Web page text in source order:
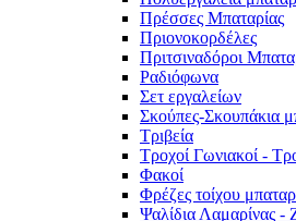
Πρέσσες Μπαταρίας
Πριονοκορδέλες
Πριτσιναδόροι
Ραδιόφωνα
Σετ εργαλείων
Σκούπες-Σκουπάκια
Τριβεία
Τροχοί Γωνιακοί -
Φακοί
Φρέζες τοίχου
Ψαλίδια Λαμαρίνας -